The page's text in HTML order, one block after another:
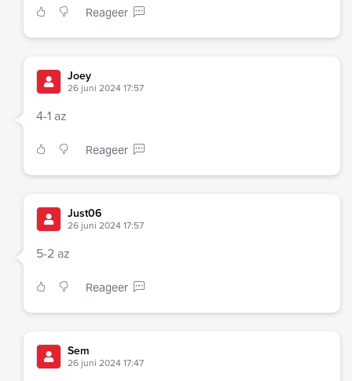
Reageer
Joey
26 juni 2024 17:57
4-1 az
Reageer
Just06
26 juni 2024 17:57
5-2 az
Reageer
Sem
26 juni 2024 17:47